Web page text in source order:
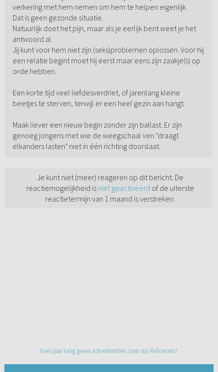
verkering met hem nemen om hem te helpen eigenlijk.
Dat is geen gezonde situatie.
Natuurlijk doet het pijn, maar als je eerlijk bent weet je het
antwoord al.
Jij kunt voor hem niet zijn (seks)problemen oplossen. Voor hij
een relatie begint moet hij eerst maar eens zijn zaakje(s) op
orde hebben.
Een korte tijd veel liefdesverdriet, of jarenlang kleine
beetjes te sterven, terwijl er een heel gezin aan hangt.
Maak liever een nieuw begin zonder zijn ballast. Er zijn
genoeg jongens met wie de weegschaal ven "draagt
elkanders lasten" niet in één richting doorslaat.
Je kunt niet (meer) reageren op dit bericht. De
reactiemogelijkheid is niet geactiveerd of de uiterste
reactietermijn van 1 maand is verstreken.
Een jaar lang geen advertenties zien op Refoweb?